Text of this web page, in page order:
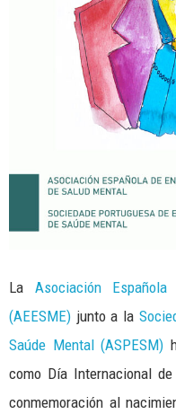
La Asociación
(AEESME) junto a la
Saúde Mental (ASPESM)
como Día Internacional
conmemoración al